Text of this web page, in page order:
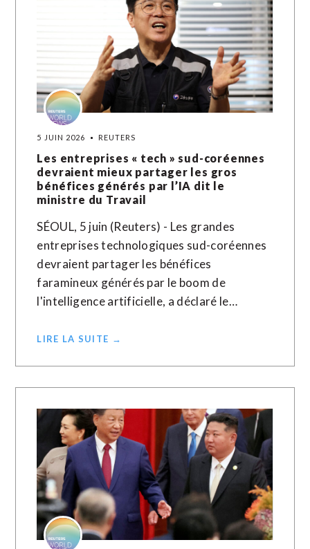
5 JUIN 2026 REUTERS
Les entreprises « tech » sud-coréennes
devraient mieux partager les gros
bénéfices générés par l’IA dit le
ministre du Travail
SÉOUL, 5 juin (Reuters) - Les grandes
entreprises technologiques sud-coréennes
devraient partager les bénéfices
faramineux générés par le boom de
l'intelligence artificielle, a déclaré le…
LIRE LA SUITE →